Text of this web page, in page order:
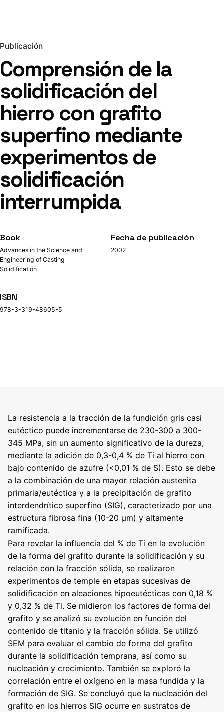
Publicación
Comprensión de la
solidificación del
hierro con grafito
superfino mediante
experimentos de
solidificación
interrumpida
Book
Advances in the Science and
Engineering of Casting
Solidification
Fecha de publicación
2002
ISBN
978-3-319-48605-5
La resistencia a la tracción de la fundición gris casi
eutéctico puede incrementarse de 230-300 a 300-
345 MPa, sin un aumento significativo de la dureza,
mediante la adición de 0,3-0,4 % de Ti al hierro con
bajo contenido de azufre (<0,01 % de S). Esto se debe
a la combinación de una mayor relación austenita
primaria/eutéctica y a la precipitación de grafito
interdendrítico superfino (SIG), caracterizado por una
estructura fibrosa fina (10-20 μm) y altamente
ramificada.
Para revelar la influencia del % de Ti en la evolución
de la forma del grafito durante la solidificación y su
relación con la fracción sólida, se realizaron
experimentos de temple en etapas sucesivas de
solidificación en aleaciones hipoeutécticas con 0,18 %
y 0,32 % de Ti. Se midieron los factores de forma del
grafito y se analizó su evolución en función del
contenido de titanio y la fracción sólida. Se utilizó
SEM para evaluar el cambio de forma del grafito
durante la solidificación temprana, así como su
nucleación y crecimiento. También se exploró la
correlación entre el oxígeno en la masa fundida y la
formación de SIG. Se concluyó que la nucleación del
grafito en los hierros SIG ocurre en sustratos de